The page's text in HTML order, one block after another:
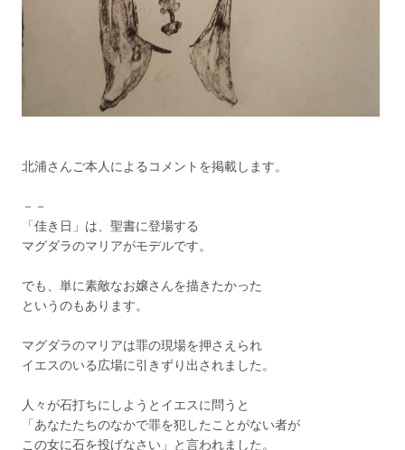
北浦さんご本人によるコメントを掲載します。
－－
「佳き日」は、聖書に登場する
マグダラのマリアがモデルです。
でも、単に素敵なお嬢さんを描きたかった
というのもあります。
マグダラのマリアは罪の現場を押さえられ
イエスのいる広場に引きずり出されました。
人々が石打ちにしようとイエスに問うと
「あなたたちのなかで罪を犯したことがない者が
この女に石を投げなさい」と言われました。